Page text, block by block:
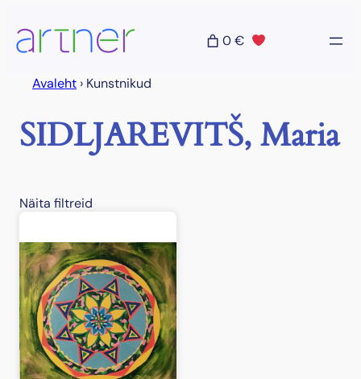
sisu
juurde
0 €
Avaleht › Kunstnikud
SIDLJAREVITŠ, Maria
Näita filtreid